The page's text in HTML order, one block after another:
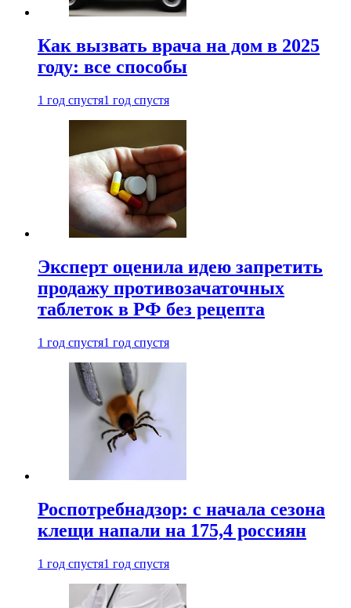
Как вызвать врача на дом в 2025
году: все способы
1 год спустя1 год спустя
Эксперт оценила идею запретить
продажу противозачаточных
таблеток в РФ без рецепта
1 год спустя1 год спустя
Роспотребнадзор: с начала сезона
клещи напали на 175,4 россиян
1 год спустя1 год спустя